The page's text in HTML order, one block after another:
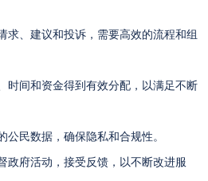
求、建议和投诉，需要高效的流程和组
时间和资金得到有效分配，以满足不断
公民数据，确保隐私和合规性。
政府活动，接受反馈，以不断改进服